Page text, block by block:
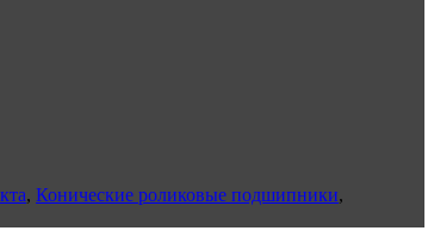
, Конические роликовые подшипники,